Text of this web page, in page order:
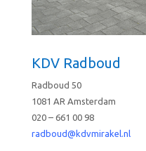
KDV Radboud
Radboud 50
1081 AR Amsterdam
020 – 661 00 98
radboud@kdvmirakel.nl